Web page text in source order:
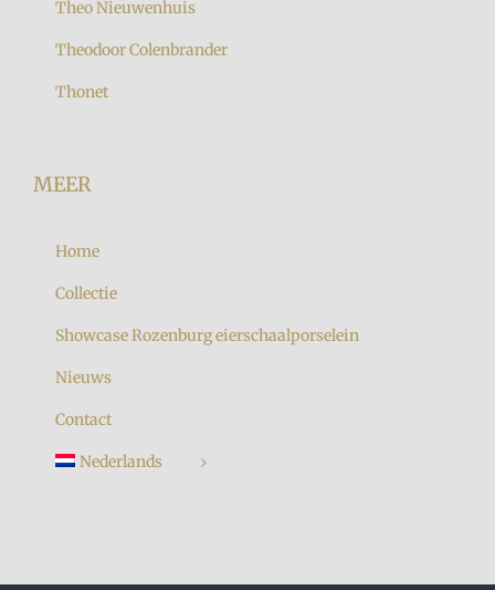
Theo Nieuwenhuis
Theodoor Colenbrander
Thonet
MEER
Home
Collectie
Showcase Rozenburg eierschaalporselein
Nieuws
Contact
Nederlands